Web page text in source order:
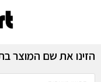
הזינו את שם המוצר